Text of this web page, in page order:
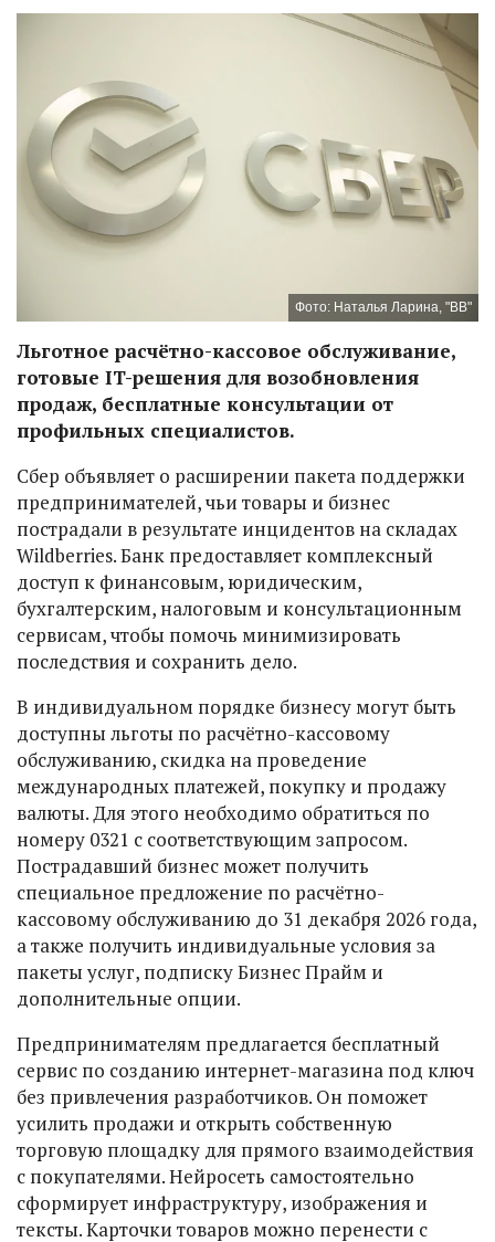
Фото: Наталья Ларина, "ВВ"
Льготное расчётно-кассовое обслуживание,
готовые IT-решения для возобновления
продаж, бесплатные консультации от
профильных специалистов.
Сбер объявляет о расширении пакета поддержки
предпринимателей, чьи товары и бизнес
пострадали в результате инцидентов на складах
Wildberries. Банк предоставляет комплексный
доступ к финансовым, юридическим,
бухгалтерским, налоговым и консультационным
сервисам, чтобы помочь минимизировать
последствия и сохранить дело.
В индивидуальном порядке бизнесу могут быть
доступны льготы по расчётно-кассовому
обслуживанию, скидка на проведение
международных платежей, покупку и продажу
валюты. Для этого необходимо обратиться по
номеру 0321 с соответствующим запросом.
Пострадавший бизнес может получить
специальное предложение по расчётно-
кассовому обслуживанию до 31 декабря 2026 года,
а также получить индивидуальные условия за
пакеты услуг, подписку Бизнес Прайм и
дополнительные опции.
Предпринимателям предлагается бесплатный
сервис по созданию интернет-магазина под ключ
без привлечения разработчиков. Он поможет
усилить продажи и открыть собственную
торговую площадку для прямого взаимодействия
с покупателями. Нейросеть самостоятельно
сформирует инфраструктуру, изображения и
тексты. Карточки товаров можно перенести с